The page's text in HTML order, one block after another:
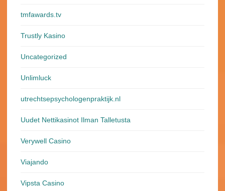
tmfawards.tv
Trustly Kasino
Uncategorized
Unlimluck
utrechtsepsychologenpraktijk.nl
Uudet Nettikasinot Ilman Talletusta
Verywell Casino
Viajando
Vipsta Casino